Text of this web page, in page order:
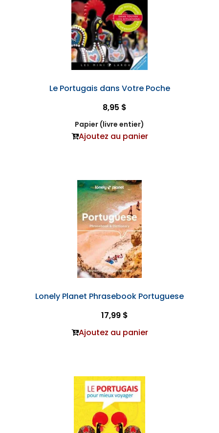
Le Portugais dans Votre Poche
8,95 $
Papier (livre entier)
Ajoutez au panier
Lonely Planet Phrasebook Portuguese
17,99 $
Ajoutez au panier